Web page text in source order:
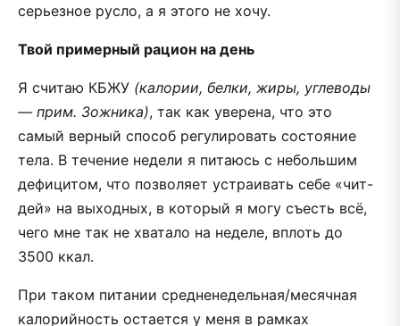
серьезное русло, а я этого не хочу.
Твой примерный рацион на день
Я считаю КБЖУ (калории, белки, жиры, углеводы
— прим. Зожника), так как уверена, что это
самый верный способ регулировать состояние
тела. В течение недели я питаюсь с небольшим
дефицитом, что позволяет устраивать себе «чит-
дей» на выходных, в который я могу съесть всё,
чего мне так не хватало на неделе, вплоть до
3500 ккал.
При таком питании средненедельная/месячная
калорийность остается у меня в рамках